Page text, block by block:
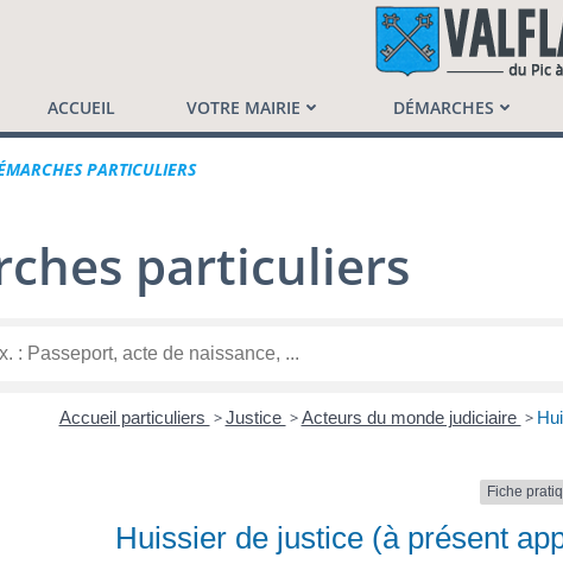
de Valflaunès
ACCUEIL VOTRE MAIRIE DÉMARCHES
PARTICULIERS
particuliers
Accueil particuliers > Justice > Acteurs du monde judiciaire >
Fiche
Huissier de justice (à présent